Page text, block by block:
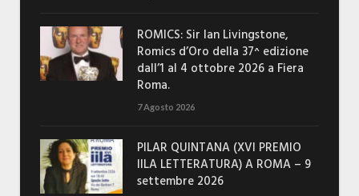
ROMICS: Sir Ian Livingstone,
Romics d’Oro della 37^ edizione
dall’1 al 4 ottobre 2026 a Fiera
Roma.
7 Agosto 2026
PILAR QUINTANA (XVI PREMIO
IILA LETTERATURA) A ROMA – 9
settembre 2026